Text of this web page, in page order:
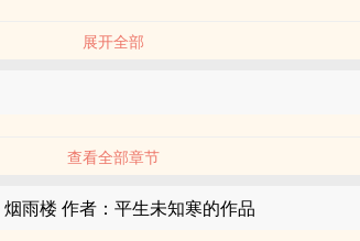
展开全部
查看全部章节
雨楼 作者：平生未知寒的作品